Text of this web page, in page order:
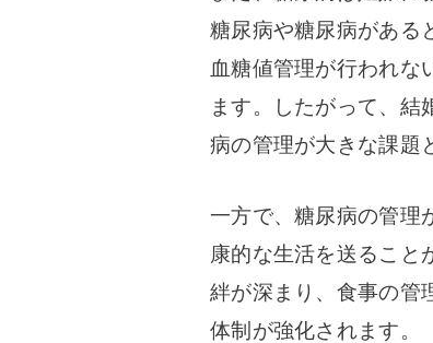
糖尿病や糖尿病がある
血糖値管理が行われな
ます。したがって、結
病の管理が大きな課題
一方で、糖尿病の管理
康的な生活を送ること
絆が深まり、食事の管
体制が強化されます。